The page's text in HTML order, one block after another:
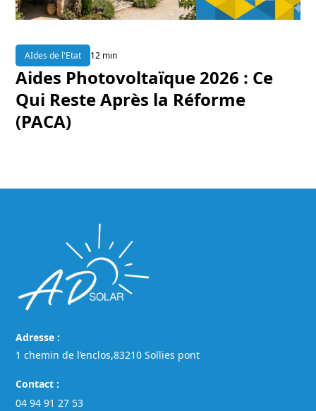
AIdes de l'Etat 12 min
Aides Photovoltaïque 2026 : Ce
Qui Reste Après la Réforme
(PACA)
Adresse :
1 chemin de l’enclos,83210 Sollies pont
Contact :
04 94 91 27 53